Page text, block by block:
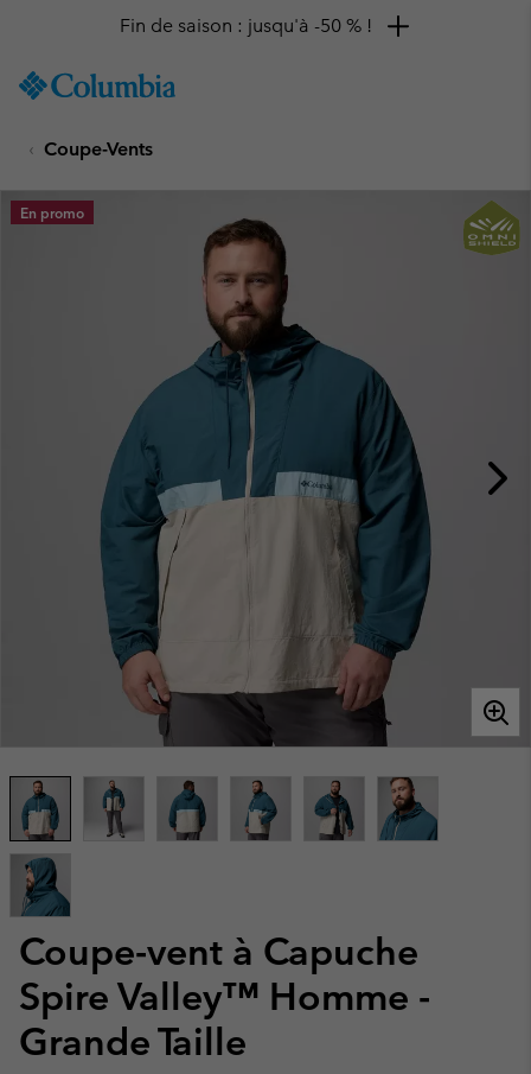
TO
SKIP
MAIN
NAV
Fin de saison : jusqu'à -50 % !
Coupe-Vents
Coupe-vent à Capuche
Spire Valley™ Homme -
Grande Taille
En promo